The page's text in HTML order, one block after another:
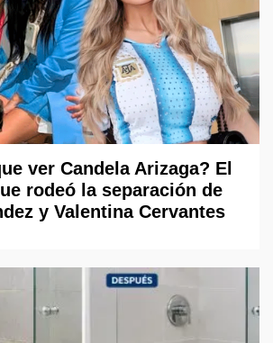
ver Candela Arizaga? El
rodeó la separación de
y Valentina Cervantes